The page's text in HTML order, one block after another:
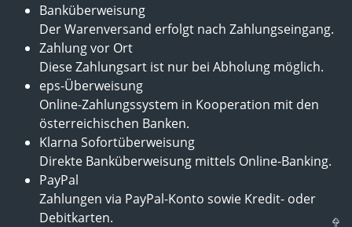
Banküberweisung
Der Warenversand erfolgt nach Zahlungseingang.
Zahlung vor Ort
Diese Zahlungsart ist nur bei Abholung möglich.
eps-Überweisung
Online-Zahlungssystem in Kooperation mit den
österreichischen Banken.
Klarna Sofortüberweisung
Direkte Banküberweisung mittels Online-Banking.
PayPal
Zahlungen via PayPal-Konto sowie Kredit- oder
Debitkarten.